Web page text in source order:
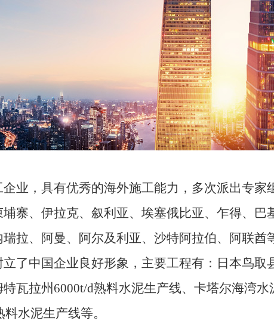
，具有优秀的海外施工能力，多次派出专家
寨、伊拉克、叙利亚、埃塞俄比亚、乍得、巴
拉、阿曼、阿尔及利亚、沙特阿拉伯、阿联酋
了中国企业良好形象，主要工程有：日本鸟取
瓦拉州6000t/d熟料水泥生产线、卡塔尔海湾水
水泥生产线等。